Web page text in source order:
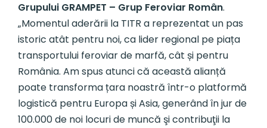
Grupului GRAMPET – Grup Feroviar Român.
„Momentul aderării la TITR a reprezentat un pas
istoric atât pentru noi, ca lider regional pe piața
transportului feroviar de marfă, cât și pentru
România. Am spus atunci că această alianță
poate transforma țara noastră într-o platformă
logistică pentru Europa și Asia, generând în jur de
100.000 de noi locuri de muncă şi contribuţii la